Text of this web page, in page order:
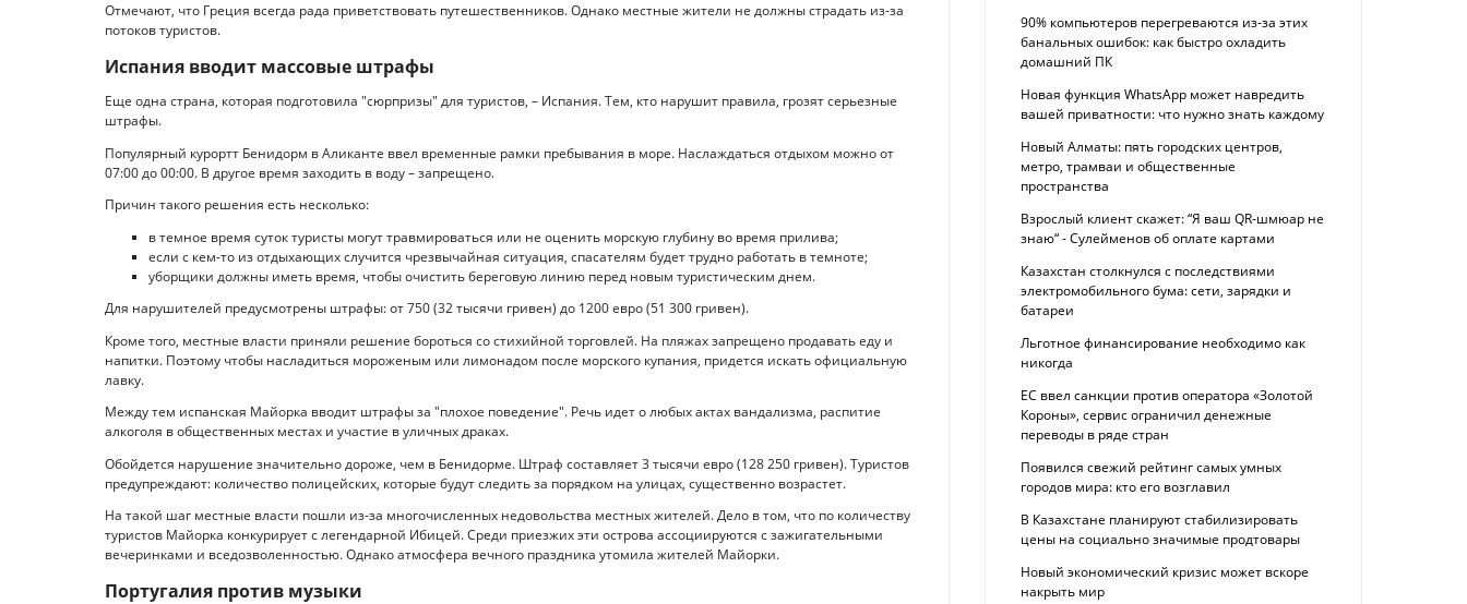
Отмечают, что Греция всегда рада приветствовать путешественников. Однако местные жители не должны страдать из-за
потоков туристов.
Испания вводит массовые штрафы
Еще одна страна, которая подготовила "сюрпризы" для туристов, – Испания. Тем, кто нарушит правила, грозят серьезные
штрафы.
Популярный курортт Бенидорм в Аликанте ввел временные рамки пребывания в море. Наслаждаться отдыхом можно от
07:00 до 00:00. В другое время заходить в воду – запрещено.
Причин такого решения есть несколько:
в темное время суток туристы могут травмироваться или не оценить морскую глубину во время прилива;
если с кем-то из отдыхающих случится чрезвычайная ситуация, спасателям будет трудно работать в темноте;
уборщики должны иметь время, чтобы очистить береговую линию перед новым туристическим днем.
Для нарушителей предусмотрены штрафы: от 750 (32 тысячи гривен) до 1200 евро (51 300 гривен).
Кроме того, местные власти приняли решение бороться со стихийной торговлей. На пляжах запрещено продавать еду и
напитки. Поэтому чтобы насладиться мороженым или лимонадом после морского купания, придется искать официальную
лавку.
Между тем испанская Майорка вводит штрафы за "плохое поведение". Речь идет о любых актах вандализма, распитие
алкоголя в общественных местах и участие в уличных драках.
Обойдется нарушение значительно дороже, чем в Бенидорме. Штраф составляет 3 тысячи евро (128 250 гривен). Туристов
предупреждают: количество полицейских, которые будут следить за порядком на улицах, существенно возрастет.
На такой шаг местные власти пошли из-за многочисленных недовольства местных жителей. Дело в том, что по количеству
туристов Майорка конкурирует с легендарной Ибицей. Среди приезжих эти острова ассоциируются с зажигательными
вечеринками и вседозволенностью. Однако атмосфера вечного праздника утомила жителей Майорки.
Португалия против музыки
90% компьютеров перегреваются из-за этих
банальных ошибок: как быстро охладить
домашний ПК
Новая функция WhatsApp может навредить
вашей приватности: что нужно знать каждому
Новый Алматы: пять городских центров,
метро, трамваи и общественные
пространства
Взрослый клиент скажет: “Я ваш QR-шмюар не
знаю“ - Сулейменов об оплате картами
Казахстан столкнулся с последствиями
электромобильного бума: сети, зарядки и
батареи
Льготное финансирование необходимо как
никогда
ЕС ввел санкции против оператора «Золотой
Короны», сервис ограничил денежные
переводы в ряде стран
Появился свежий рейтинг самых умных
городов мира: кто его возглавил
В Казахстане планируют стабилизировать
цены на социально значимые продтовары
Новый экономический кризис может вскоре
накрыть мир